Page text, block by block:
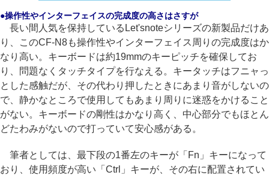
●操作性やインターフェイスの完成度の高さはさすが
長い間人気を保持しているLet'snoteシリーズの新製品だけあ
り、このCF-N8も操作性やインターフェイス周りの完成度はか
なり高い。キーボードは約19mmのキーピッチを確保してお
り、問題なくタッチタイプを行なえる。キータッチはフニャっ
とした感触だが、その代わり押したときにあまり音がしないの
で、静かなところで使用してもあまり周りに迷惑をかけること
がない。キーボードの剛性はかなり高く、中心部分でもほとん
どたわみがないので打っていて安心感がある。
筆者としては、最下段の1番左のキーが「Fn」キーになって
おり、使用頻度が高い「Ctrl」キーが、その右に配置されてい